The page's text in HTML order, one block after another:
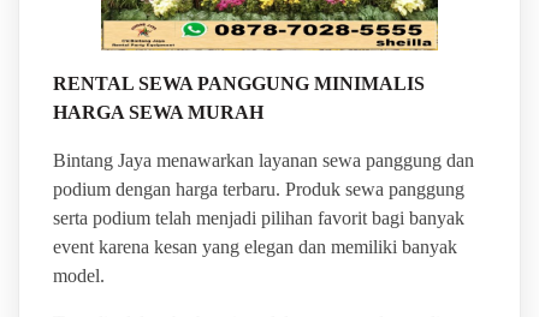
RENTAL SEWA PANGGUNG MINIMALIS
HARGA SEWA MURAH
Bintang Jaya menawarkan layanan sewa panggung dan
podium dengan harga terbaru. Produk sewa panggung
serta podium telah menjadi pilihan favorit bagi banyak
event karena kesan yang elegan dan memiliki banyak
model.